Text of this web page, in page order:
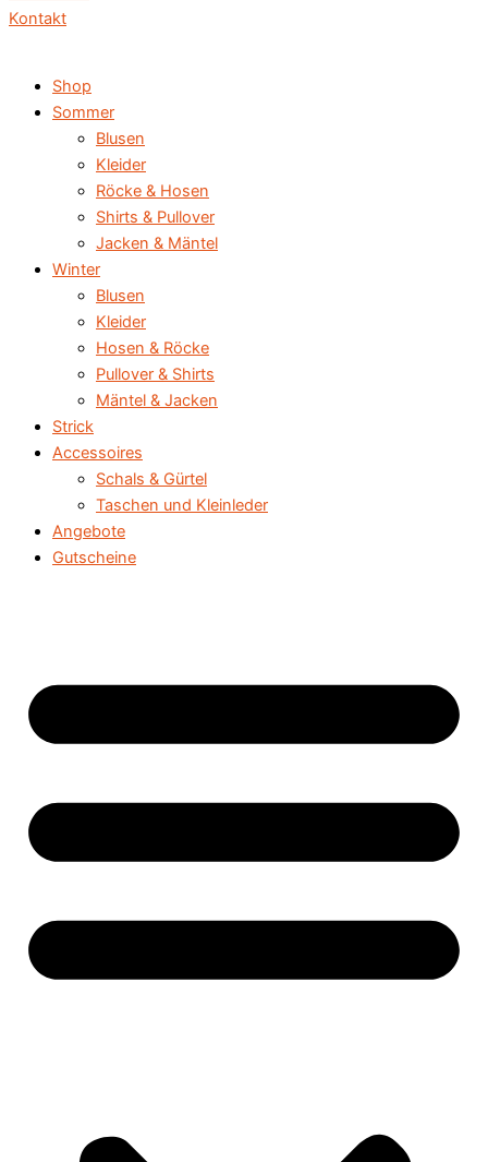
Kontakt
Shop
Sommer
Blusen
Kleider
Röcke & Hosen
Shirts & Pullover
Jacken & Mäntel
Winter
Blusen
Kleider
Hosen & Röcke
Pullover & Shirts
Mäntel & Jacken
Strick
Accessoires
Schals & Gürtel
Taschen und Kleinleder
Angebote
Gutscheine